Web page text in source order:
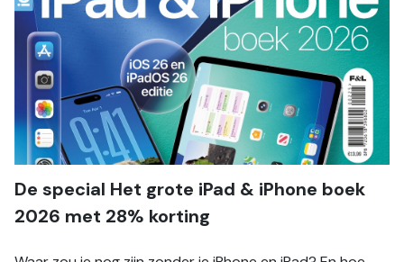
De special Het grote iPad & iPhone boek
2026 met 28% korting